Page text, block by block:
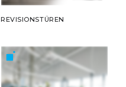
REVISIONSTÜREN